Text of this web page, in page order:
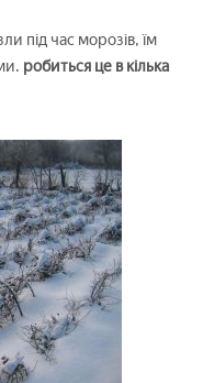
під час морозів, їм
робиться це в кілька